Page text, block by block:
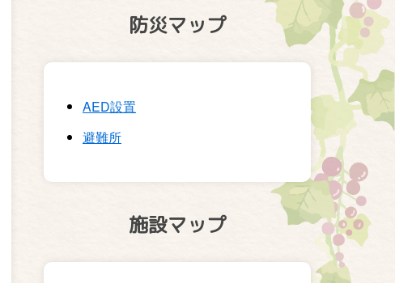
防災マップ
AED設置
避難所
施設マップ